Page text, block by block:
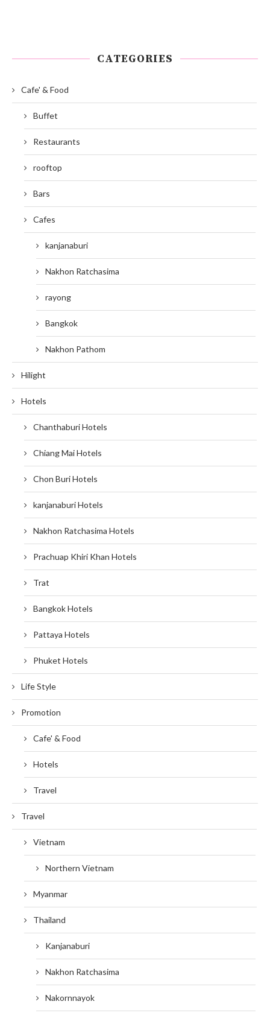
CATEGORIES
Cafe' & Food
Buffet
Restaurants
rooftop
Bars
Cafes
kanjanaburi
Nakhon Ratchasima
rayong
Bangkok
Nakhon Pathom
Hilight
Hotels
Chanthaburi Hotels
Chiang Mai Hotels
Chon Buri Hotels
kanjanaburi Hotels
Nakhon Ratchasima Hotels
Prachuap Khiri Khan Hotels
Trat
Bangkok Hotels
Pattaya Hotels
Phuket Hotels
Life Style
Promotion
Cafe' & Food
Hotels
Travel
Travel
Vietnam
Northern Vietnam
Myanmar
Thailand
Kanjanaburi
Nakhon Ratchasima
Nakornnayok